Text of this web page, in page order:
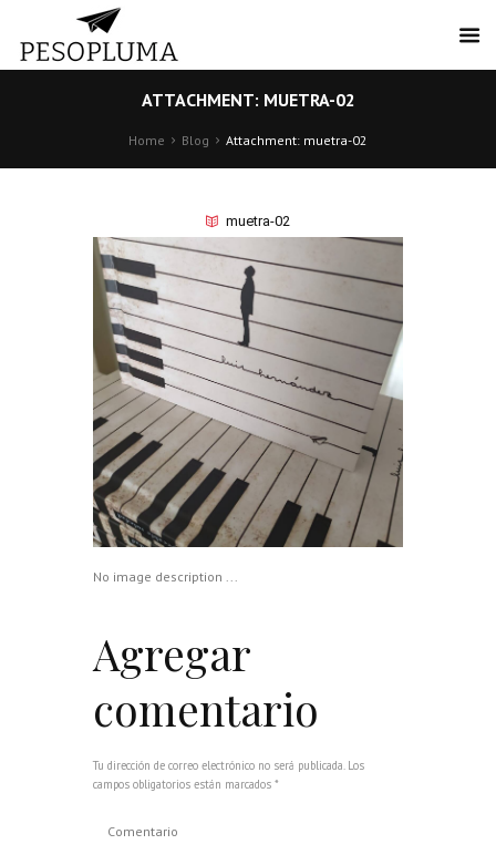
ATTACHMENT: MUETRA-02
Home Blog Attachment: muetra-02
muetra-02
No image description ...
Agregar
comentario
Tu dirección de correo electrónico no será publicada. Los
campos obligatorios están marcados *